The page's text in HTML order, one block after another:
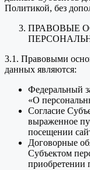
Политикой, без
ПРАВОВЫЕ
3.1. Правовыми
данных являются:
Федеральный
«О
Согласие
выраженное
посещении
Договорные
Субъектом
приобретении